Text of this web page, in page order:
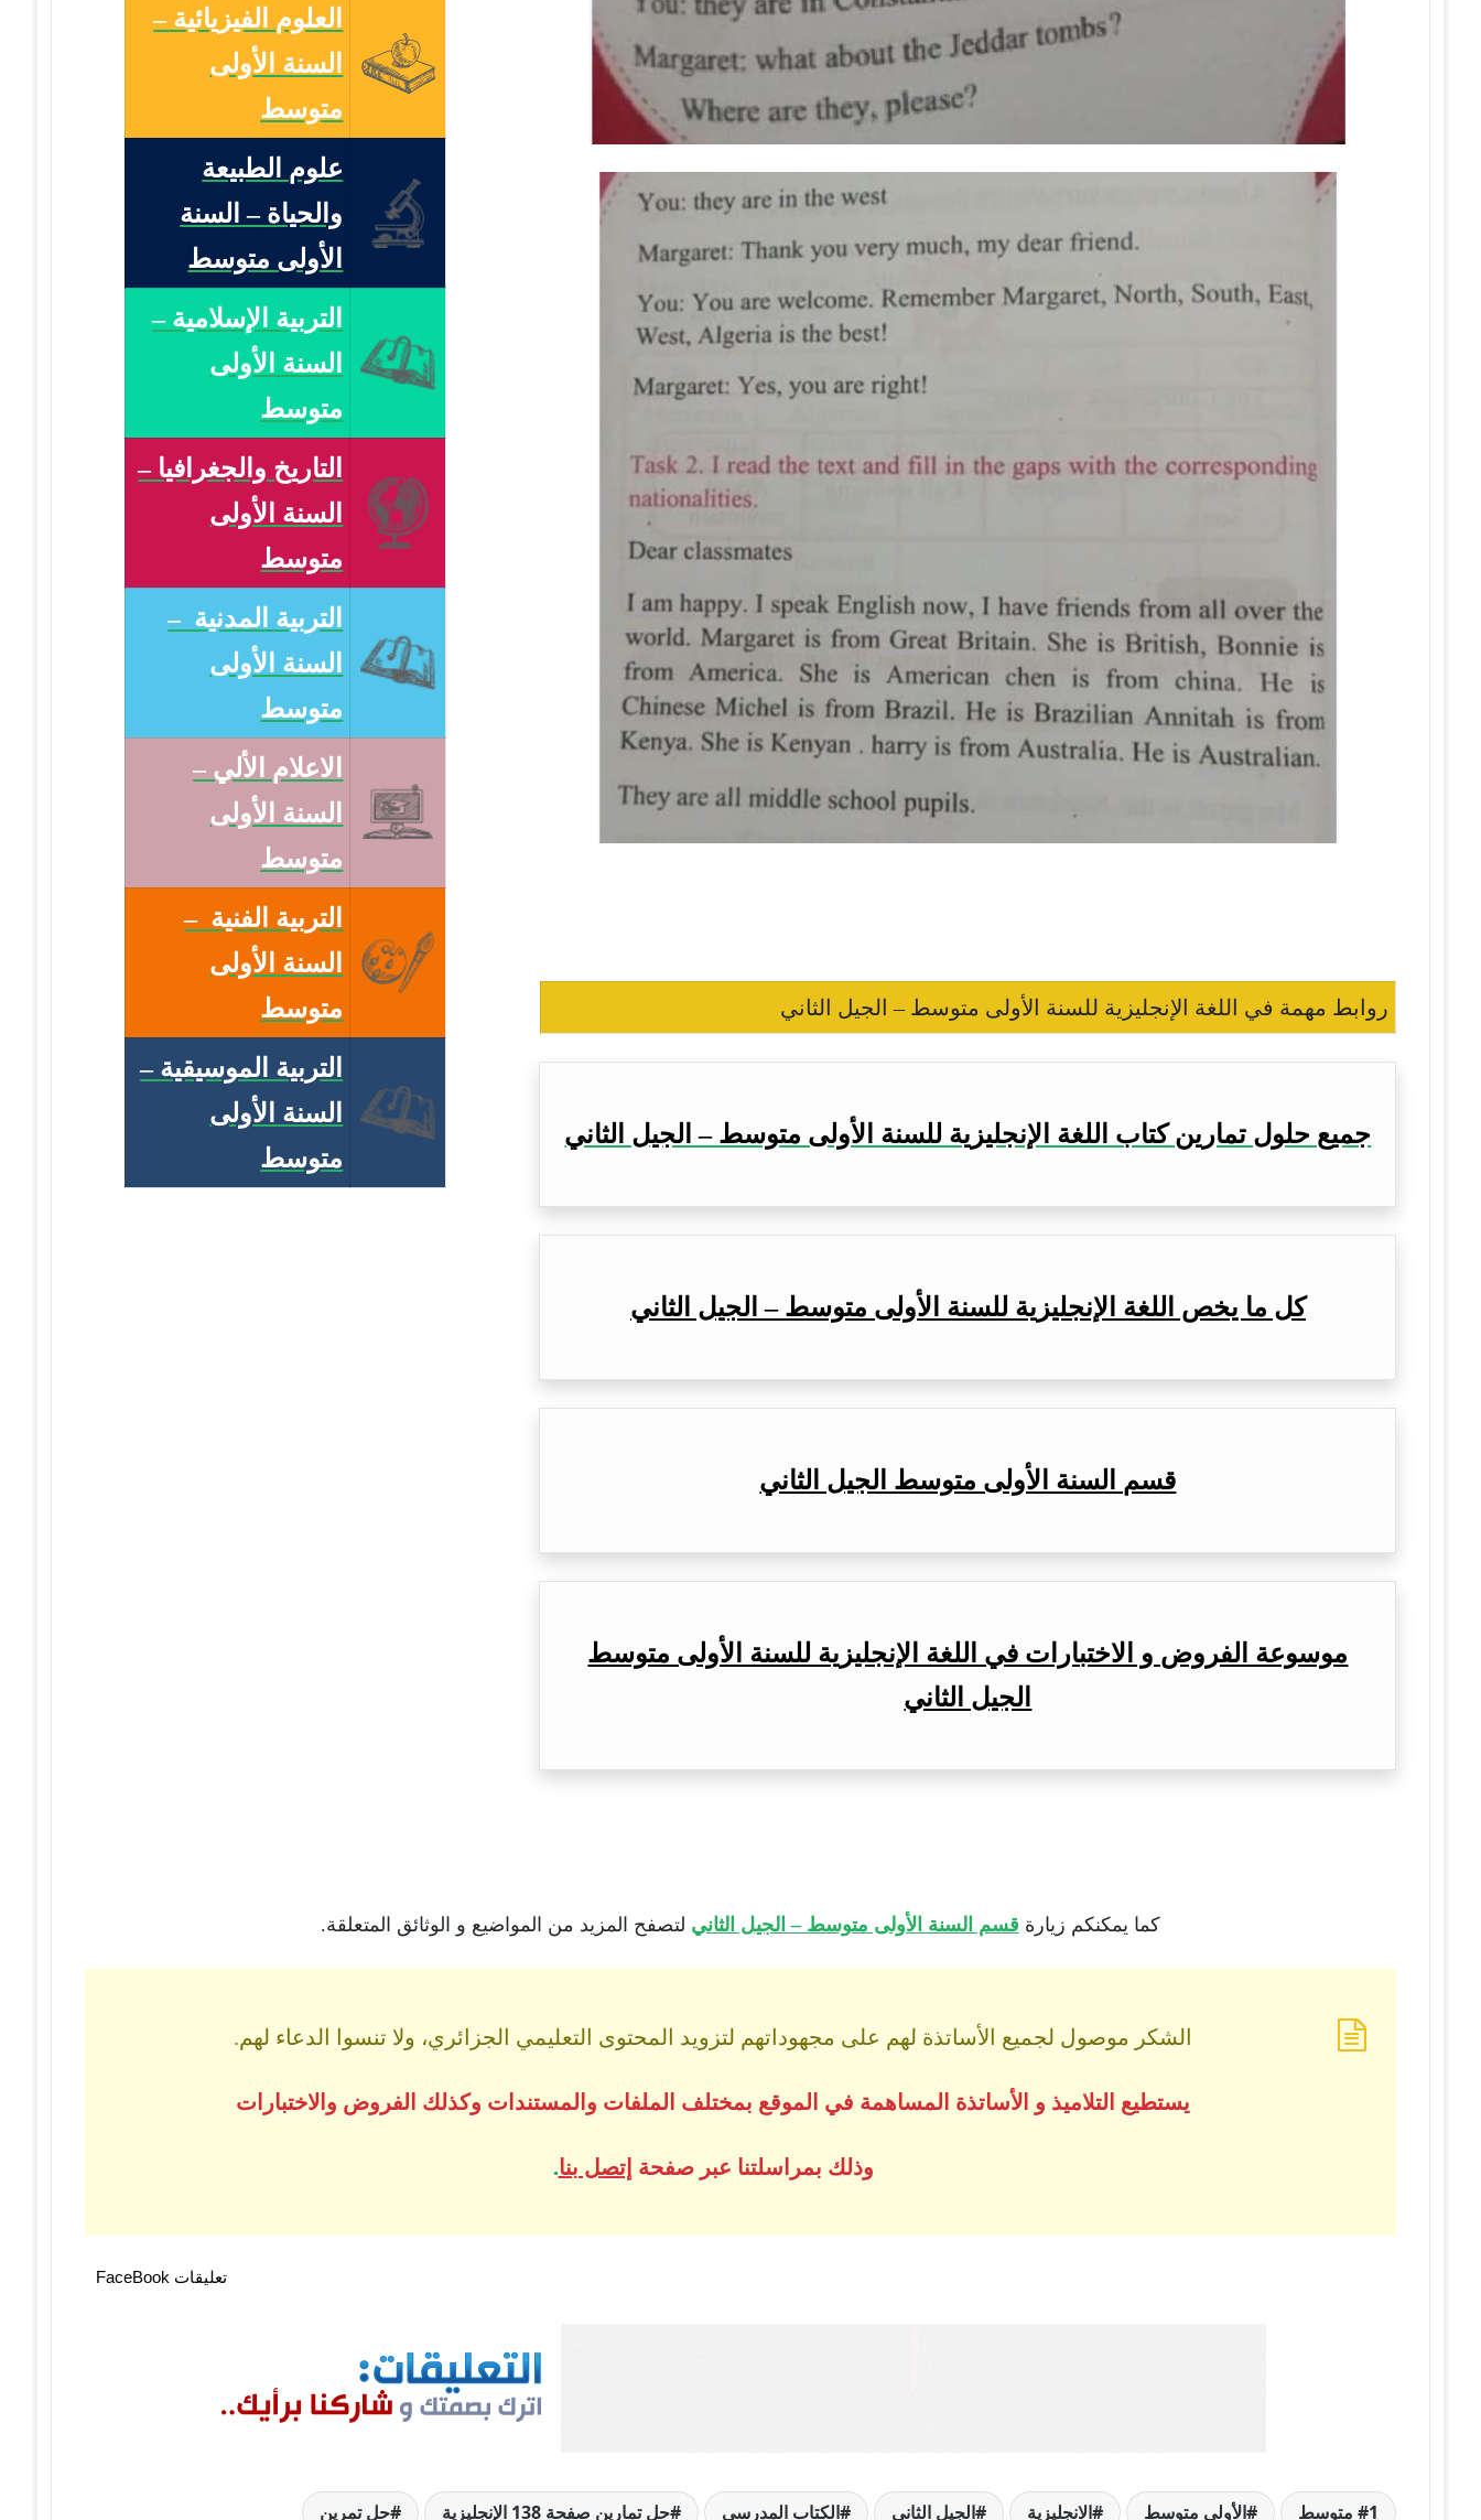
روابط مهمة في اللغة الإنجليزية للسنة الأولى متوسط – الجيل الثاني
جميع حلول تمارين كتاب اللغة الإنجليزية للسنة الأولى متوسط – الجيل الثاني
كل ما يخص اللغة الإنجليزية للسنة الأولى متوسط – الجيل الثاني
قسم السنة الأولى متوسط الجيل الثاني
موسوعة الفروض و الاختبارات في اللغة الإنجليزية للسنة الأولى متوسط
الجيل الثاني
العلوم الفيزيائية –
السنة الأولى
متوسط
علوم الطبيعة
والحياة – السنة
الأولى متوسط
التربية الإسلامية –
السنة الأولى
متوسط
التاريخ والجغرافيا –
السنة الأولى
متوسط
التربية المدنية –
السنة الأولى
متوسط
الاعلام الألي –
السنة الأولى
متوسط
التربية الفنية –
السنة الأولى
متوسط
التربية الموسيقية –
السنة الأولى
متوسط
كما يمكنكم زيارة قسم السنة الأولى متوسط – الجيل الثاني لتصفح المزيد من المواضيع و الوثائق المتعلقة.
الشكر موصول لجميع الأساتذة لهم على مجهوداتهم لتزويد المحتوى التعليمي الجزائري، ولا تنسوا الدعاء لهم.
يستطيع التلاميذ و الأساتذة المساهمة في الموقع بمختلف الملفات والمستندات وكذلك الفروض والاختبارات
وذلك بمراسلتنا عبر صفحة إتصل بنا.
تعليقات FaceBook
1 متوسط الأولى متوسط الانجليزية الجيل الثاني الكتاب المدرسي حل تمارين صفحة 138 الإنجليزية حل تمرين